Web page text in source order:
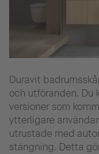
Duravit
och utföranden. Du
versioner som
ytterligare
utrustade med
stängning. Detta